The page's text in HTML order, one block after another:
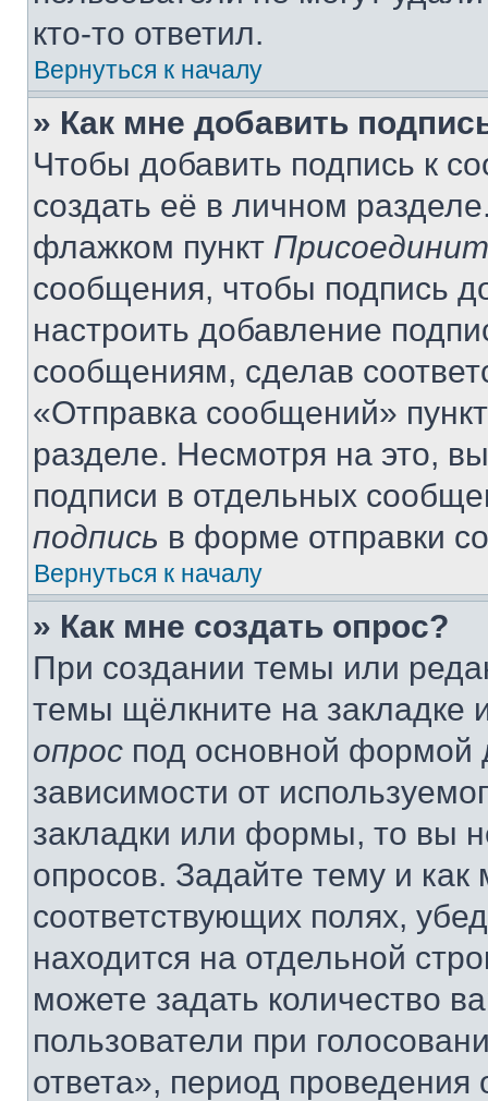
кто-то ответил.
Вернуться к началу
» Как мне добавить
Чтобы добавить подпись к
создать её в личном
флажком пункт
сообщения, чтобы подпись
настроить добавление
сообщениям, сделав
«Отправка сообщений»
разделе. Несмотря на это,
подписи в отдельных
подпись в форме отправки
Вернуться к началу
» Как мне создать опрос?
При создании темы или
темы щёлкните на
опрос под основной формой
зависимости от
закладки или формы, то вы
опросов. Задайте тему и
соответствующих полях,
находится на отдельной
можете задать количество
пользователи при
ответа», период проведения